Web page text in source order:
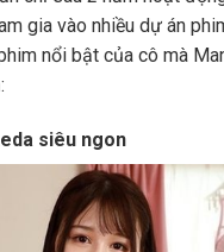
gia vào nhiều dự án
nổi bật của cô mà
siêu ngon